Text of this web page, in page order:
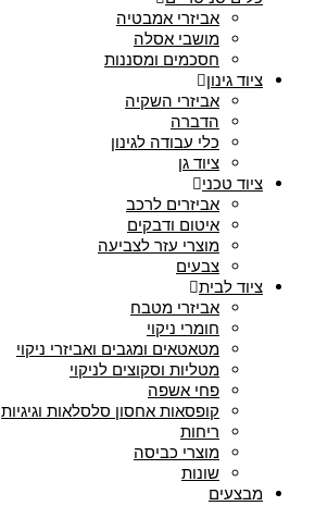
אביזרי אמבטיה
מושבי אסלה
חסכמים ומסננות
ציוד גינון
אביזרי השקיה
הדברה
כלי עבודה לגינון
ציוד גן
ציוד טכני
אביזרים לרכב
איטום ודבקים
מוצרי עזר לצביעה
צבעים
ציוד לבית
אביזרי מטבח
חומרי ניקוי
מטאטאים ומגבים ואביזרי ניקוי
מטליות וסקוצים לניקוי
פחי אשפה
קופסאות אחסון סלסלאות וגיגיות
ריחות
מוצרי כביסה
שונות
מבצעים